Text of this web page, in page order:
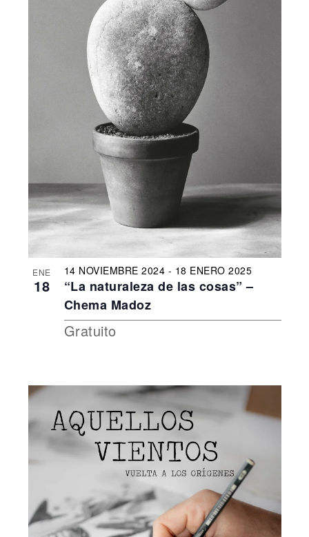
ENE
18
14 NOVIEMBRE 2024 - 18 ENERO 2025
“La naturaleza de las cosas” –
Chema Madoz
Gratuito